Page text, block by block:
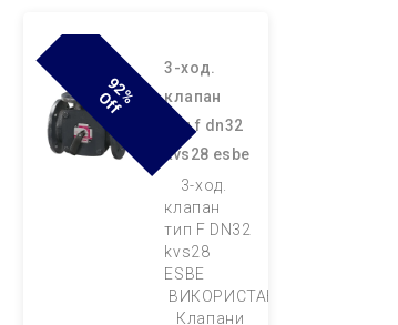
9
2
% O
F
F
3-ход.
клапан
тип f dn32
kvs28 esbe
3-ход.
клапан
тип F DN32
kvs28
ESBE
ВИКОРИСТАННЯ
Клапани